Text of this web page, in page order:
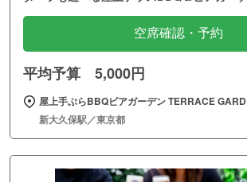
空席確認・予約
平均予算 5,000円
屋上手ぶらBBQビアガーデン TERRACE
新大久保駅／東京都